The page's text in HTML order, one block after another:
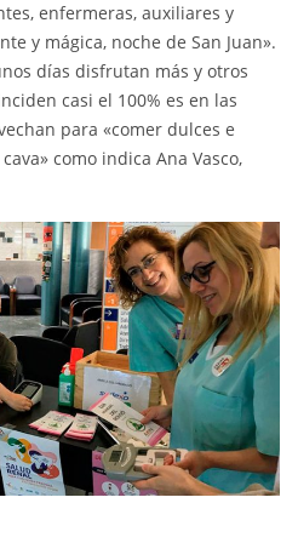
enfermeras, auxiliares y
y mágica, noche de San Juan».
días disfrutan más y otros
casi el 100% es en las
para «comer dulces e
como indica Ana Vasco,